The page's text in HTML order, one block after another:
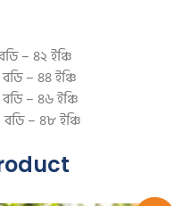
– ৪২ ইঞ্চি
– ৪৪ ইঞ্চি
– ৪৬ ইঞ্চি
– ৪৮ ইঞ্চি